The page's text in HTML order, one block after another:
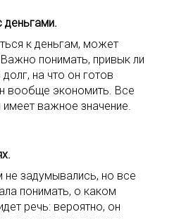
деньгами.
к деньгам, может
понимать, привык ли
на что он готов
вообще экономить. Все
важное значение.
задумывались, но все
понимать, о каком
речь: вероятно, он